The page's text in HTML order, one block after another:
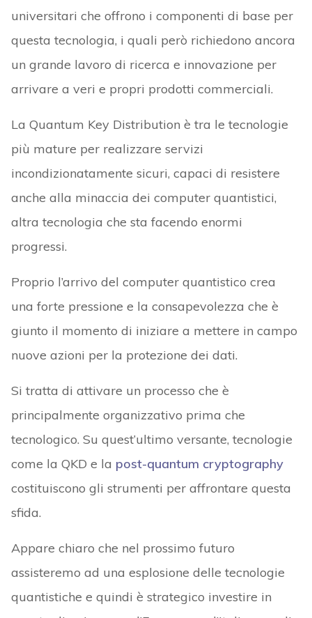
universitari che offrono i componenti di base per
questa tecnologia, i quali però richiedono ancora
un grande lavoro di ricerca e innovazione per
arrivare a veri e propri prodotti commerciali.
La Quantum Key Distribution è tra le tecnologie
più mature per realizzare servizi
incondizionatamente sicuri, capaci di resistere
anche alla minaccia dei computer quantistici,
altra tecnologia che sta facendo enormi
progressi.
Proprio l’arrivo del computer quantistico crea
una forte pressione e la consapevolezza che è
giunto il momento di iniziare a mettere in campo
nuove azioni per la protezione dei dati.
Si tratta di attivare un processo che è
principalmente organizzativo prima che
tecnologico. Su quest’ultimo versante, tecnologie
come la QKD e la post-quantum cryptography
costituiscono gli strumenti per affrontare questa
sfida.
Appare chiaro che nel prossimo futuro
assisteremo ad una esplosione delle tecnologie
quantistiche e quindi è strategico investire in